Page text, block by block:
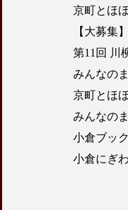
京町とほ
【大募集
第11回 川
みんなの
京町とほ
みんなの
小倉ブッ
小倉にぎ